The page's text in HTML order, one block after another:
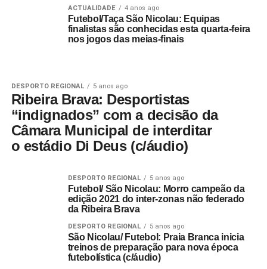
ACTUALIDADE 4 anos ago
Futebol/Taça São Nicolau: Equipas
finalistas são conhecidas esta quarta-feira
nos jogos das meias-finais
DESPORTO REGIONAL 5 anos ago
Ribeira Brava: Desportistas
“indignados” com a decisão da
Câmara Municipal de interditar
o estádio Di Deus (c/áudio)
DESPORTO REGIONAL 5 anos ago
Futebol/ São Nicolau: Morro campeão da
edição 2021 do inter-zonas não federado
da Ribeira Brava
DESPORTO REGIONAL 5 anos ago
São Nicolau/ Futebol: Praia Branca inicia
treinos de preparação para nova época
futebolística (c/áudio)